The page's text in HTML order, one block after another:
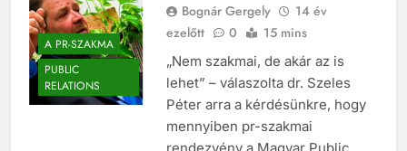
A PR-SZAKMA
PUBLIC
RELATIONS
Bognár Gergely
14 év
„Nem szakmai, de akár az is
lehet” – válaszolta dr. Szeles
Péter arra a kérdésünkre, hogy
mennyiben pr-szakmai